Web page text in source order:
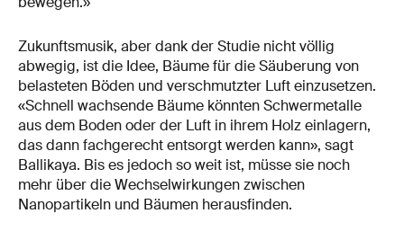
Zukunftsmusik, aber dank der Studie nicht völlig
abwegig, ist die Idee, Bäume für die Säuberung von
belasteten Böden und verschmutzter Luft einzusetzen.
«Schnell wachsende Bäume könnten Schwermetalle
aus dem Boden oder der Luft in ihrem Holz einlagern,
das dann fachgerecht entsorgt werden kann», sagt
Ballikaya. Bis es jedoch so weit ist, müsse sie noch
mehr über die Wechselwirkungen zwischen
Nanopartikeln und Bäumen herausfinden.